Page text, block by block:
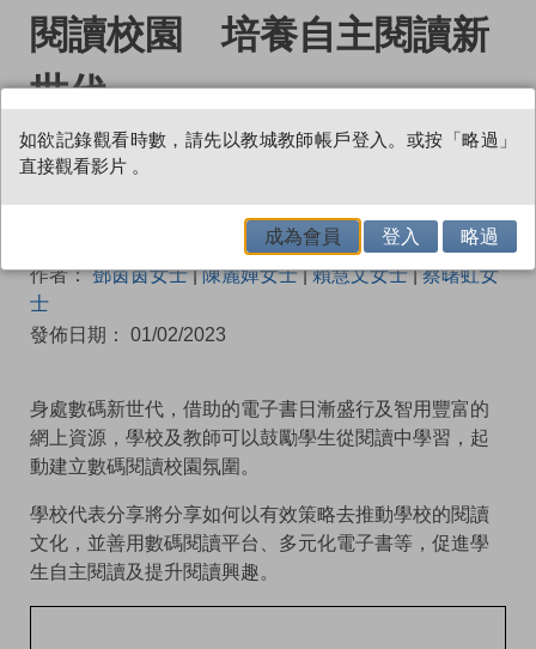
閱讀校園 培養自主閱讀新
世代
K12研討會
作者：鄧茵茵女士|陳麗嬋女士|賴慧文女士|蔡曙虹女
士
發佈日期： 01/02/2023
身處數碼新世代，借助的電子書日漸盛行及智用豐富的
網上資源，學校及教師可以鼓勵學生從閱讀中學習，起
動建立數碼閱讀校園氛圍。
學校代表分享將分享如何以有效策略去推動學校的閱讀
文化，並善用數碼閱讀平台、多元化電子書等，促進學
生自主閱讀及提升閱讀興趣。
如欲記錄觀看時數，請先以教城教師帳戶登入。或按「略過」
直接觀看影片 。
成為會員 登入 略過